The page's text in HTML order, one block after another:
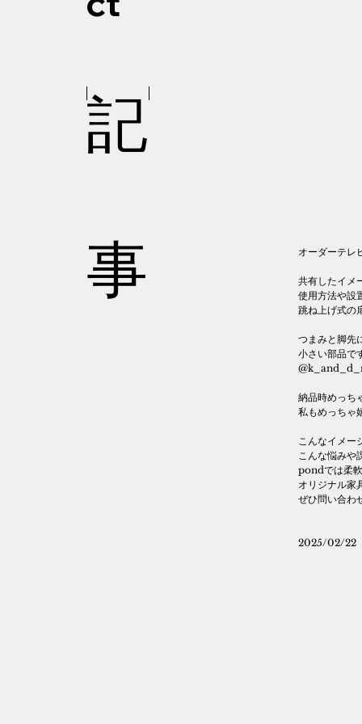
記
事
オーダーテレ
共有したイメ
使用方法や設
跳ね上げ式の
つまみと脚先
小さい部品で
納品時めっち
私もめっちゃ
こんなイメー
こんな悩みや
pondでは柔軟
オリジナル家
ぜひ問い合わ
2025/02/22